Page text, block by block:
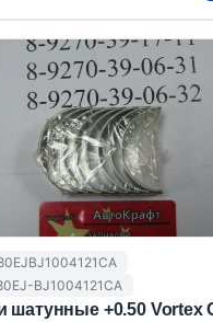
BJ1004121CA
шатунные +0.50 Vortex